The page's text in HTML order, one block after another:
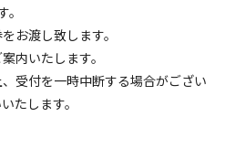
お渡し致します。
内いたします。
受付を一時中断する場合がござい
たします。